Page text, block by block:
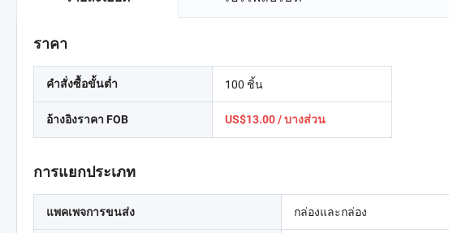
ราคา
คำสั่งซื้อขั้นต่ำ
อ้างอิงราคา FOB
100 ชิ้น
US$13.00 / บางส่วน
การแยกประเภท
แพคเพจการขนส่ง กล่องและกล่อง